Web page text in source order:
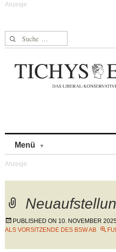
Suche nach:
Menü
PUBLISHED ON 10. NOVEMBER
ALS VORSITZENDE DES BSW AB